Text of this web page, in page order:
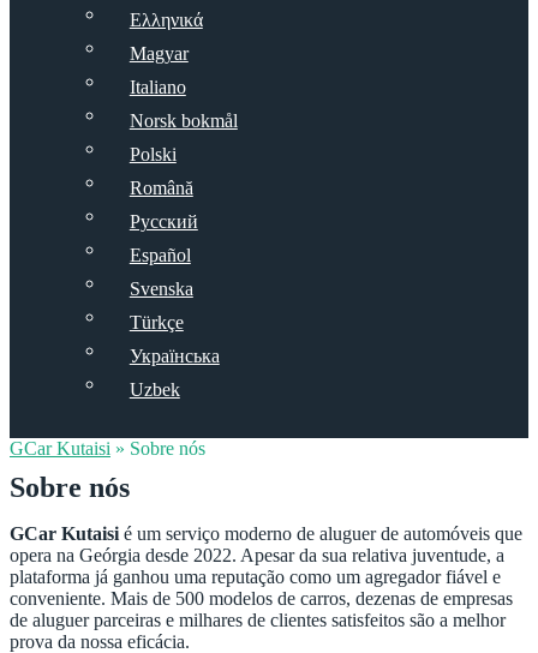
Ελληνικά
Magyar
Italiano
Norsk bokmål
Polski
Română
Русский
Español
Svenska
Türkçe
Українська
Uzbek
GCar Kutaisi » Sobre nós
Sobre nós
GCar Kutaisi é um serviço moderno de aluguer de automóveis que
opera na Geórgia desde 2022. Apesar da sua relativa juventude, a
plataforma já ganhou uma reputação como um agregador fiável e
conveniente. Mais de 500 modelos de carros, dezenas de empresas
de aluguer parceiras e milhares de clientes satisfeitos são a melhor
prova da nossa eficácia.